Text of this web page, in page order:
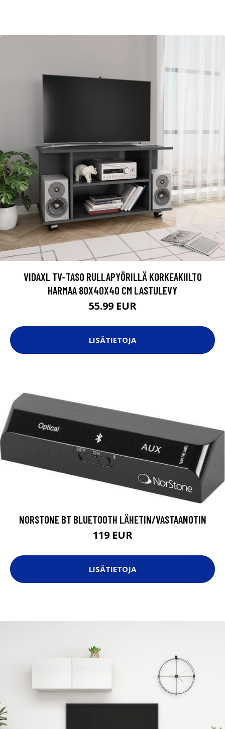
VIDAXL TV-TASO RULLAPYÖRILLÄ KORKEAKIILTO
HARMAA 80X40X40 CM LASTULEVY
55.99 EUR
LISÄTIETOJA
NORSTONE BT BLUETOOTH LÄHETIN/VASTAANOTIN
119 EUR
LISÄTIETOJA